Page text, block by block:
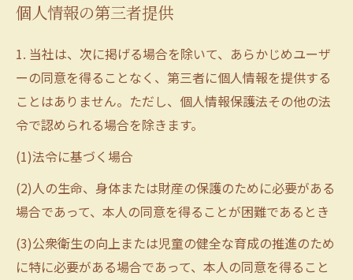
個人情報の第三者提供
1. 当社は、次に掲げる場合を除いて、あらかじめユーザ
ーの同意を得ることなく、第三者に個人情報を提供する
ことはありません。ただし、個人情報保護法その他の法
令で認められる場合を除きます。
(1)法令に基づく場合
(2)人の生命、身体または財産の保護のために必要がある
場合であって、本人の同意を得ることが困難であるとき
(3)公衆衛生の向上または児童の健全な育成の推進のため
に特に必要がある場合であって、本人の同意を得ること